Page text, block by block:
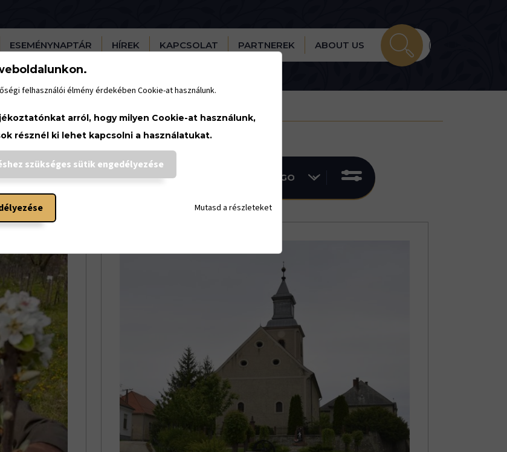
ESEMÉNYNAPTÁR HÍREK KAPCSOLAT PARTNEREK ABOUT US
TÜNDÉRKERTEK & PETŐFI KÖRTEFÁJA
felhasználói élmény érdekében Cookie-at használunk.
arról, hogy milyen Cookie-at használunk,
résznél ki lehet kapcsolni a használatukat.
szükséges sütik engedélyezése
Mutasd a részleteket